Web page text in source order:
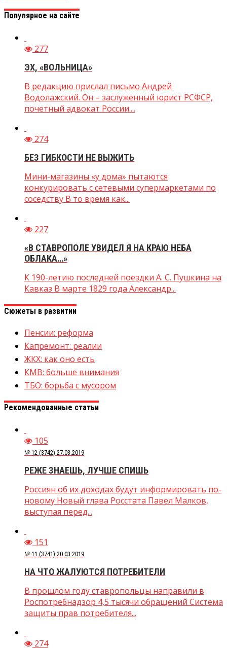
Популярное на сайте
277
ЭХ, «ВОЛЬНИЦА»
В редакцию прислал письмо Андрей
Водолажский. Он – заслуженный юрист РСФСР,
почетный адвокат России....
274
БЕЗ ГИБКОСТИ НЕ ВЫЖИТЬ
Мини-магазины «у дома» пытаются
конкурировать с сетевыми супермаркетами по
соседству В то время как...
227
«В СТАВРОПОЛЕ УВИДЕЛ Я НА КРАЮ НЕБА
ОБЛАКА…»
К 190-летию последней поездки А. С. Пушкина на
Кавказ В марте 1829 года Александр...
Сюжеты в развитии
Пенсии: реформа
Капремонт: реалии
ЖКХ: как оно есть
КМВ: больше внимания
ТБО: борьба с мусором
Рекомендованные статьи
105
№ 12 (3742) 27.03.2019
РЕЖЕ ЗНАЕШЬ, ЛУЧШЕ СПИШЬ
Россиян об их доходах будут информировать по-
новому Новый глава Росстата Павел Малков,
выступая перед...
151
№ 11 (3741) 20.03.2019
НА ЧТО ЖАЛУЮТСЯ ПОТРЕБИТЕЛИ
В прошлом году ставропольцы направили в
Роспотребнадзор 4,5 тысячи обращений Система
защиты прав потребителя...
274